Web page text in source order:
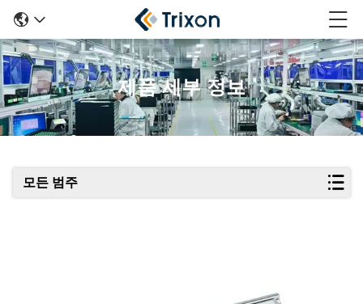
제품 세부 정보
모든 범주